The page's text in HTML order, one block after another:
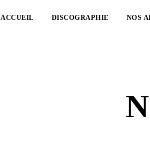
ACCUEIL DISCOGRAPHIE NOS